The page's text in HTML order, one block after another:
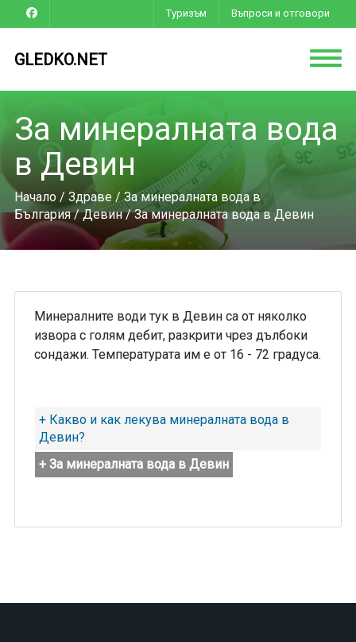
Туризъм Въпроси и отговори
GLEDKO.NET
За минералната вода
в Девин
Начало/ Здраве/За минералната вода в
България/Девин/ За минералната вода в Девин
Минералните води тук в Девин са от няколко
извора с голям дебит, разкрити чрез дълбоки
сондажи. Температурата им е от 16 - 72 градуса.
+ Какво и как лекува минералната вода в
Девин?
+ За минералната вода в Девин